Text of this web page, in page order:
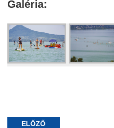
Galéria:
ELŐZŐ